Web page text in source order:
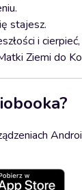
stajesz.
i
Ziemi do